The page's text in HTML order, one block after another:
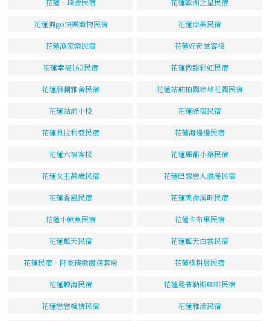
花蓮狗go快樂寵物民宿 花蓮亞美民宿
花蓮漁家樂民宿 花蓮好奇堂客棧
花蓮幸福163民宿 花蓮微甜彩虹民宿
花蓮洄瀾雅舍民宿 花蓮站前柏園綠地花園民宿
花蓮站前小棧 花蓮綠宿民宿
花蓮貝拉利亞民宿 花蓮海邊邊民宿
花蓮六福客棧 花蓮麗都小築民宿
花蓮女王萬歲民宿 花蓮巴黎戀人浪漫民宿
花蓮香風民宿 花蓮美侖溪畔民宿
花蓮小鯨魚民宿 花蓮卡布里民宿
花蓮藍天民宿 花蓮藍天白雲民宿
花蓮民宿．阡豪精緻商務套房 花蓮樸耕居民宿
花蓮聽海民宿 花蓮曼普勒斯咖啡民宿
花蓮戀戀楓情民宿 花蓮雅漾民宿